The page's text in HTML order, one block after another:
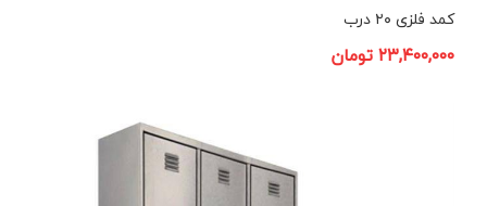
کمد فلزی ۲۰ درب
۲۳,۴۰۰,۰۰۰تومان